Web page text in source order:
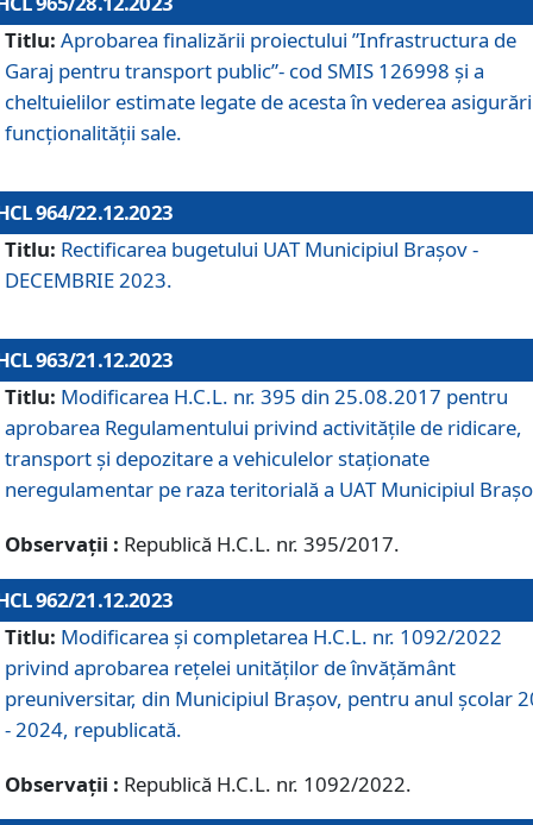
Titlu: Aprobarea finalizării proiectului ”Infrastructura de
Garaj pentru transport public”- cod SMIS 126998 și a
cheltuielilor estimate legate de acesta în vederea
funcționalității sale.
964/22.12.2023
Titlu: Rectificarea bugetului UAT Municipiul Braşov -
DECEMBRIE 2023.
963/21.12.2023
Titlu: Modificarea H.C.L. nr. 395 din 25.08.2017 pentru
aprobarea Regulamentului privind activitățile de ridicare,
transport şi depozitare a vehiculelor staționate
neregulamentar pe raza teritorială a UAT Municipiul
Observații : Republică H.C.L. nr. 395/2017.
962/21.12.2023
Titlu: Modificarea și completarea H.C.L. nr. 1092/2022
privind aprobarea rețelei unităților de învăţământ
preuniversitar, din Municipiul Braşov, pentru anul școlar
- 2024, republicată.
Observații : Republică H.C.L. nr. 1092/2022.